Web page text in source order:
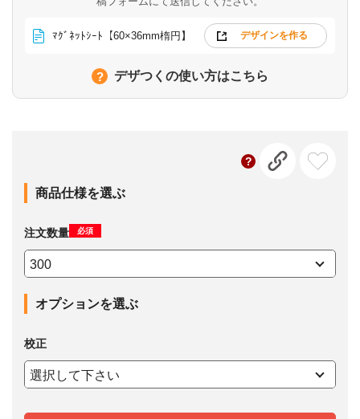
ﾏｸﾞﾈｯﾄｼｰﾄ【60×36mm楕円】 デザインを作る
デザつくの使い方はこちら
商品仕様を選ぶ
注文数量 必須
オプションを選ぶ
校正